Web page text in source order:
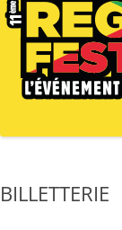
BILLETTERIE